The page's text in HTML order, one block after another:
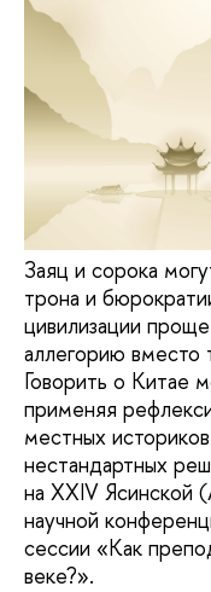
Заяц и сорока
трона и
цивилизации
аллегорию вместо
Говорить о Китае
применяя
местных
нестандартных
на XXIV Ясинской
научной
сессии «Как
веке?».